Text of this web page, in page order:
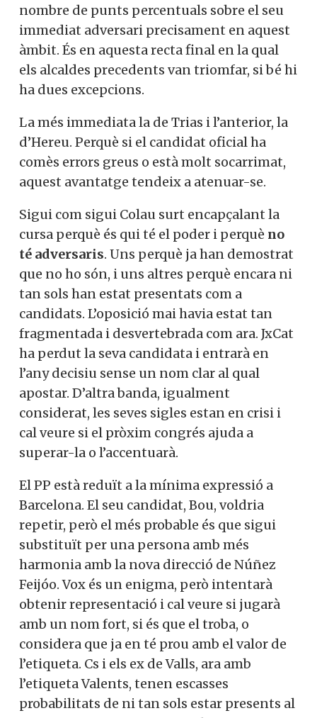
nombre de punts percentuals sobre el seu
immediat adversari precisament en aquest
àmbit. És en aquesta recta final en la qual
els alcaldes precedents van triomfar, si bé hi
ha dues excepcions.
La més immediata la de Trias i l’anterior, la
d’Hereu. Perquè si el candidat oficial ha
comès errors greus o està molt socarrimat,
aquest avantatge tendeix a atenuar-se.
Sigui com sigui Colau surt encapçalant la
cursa perquè és qui té el poder i perquè no
té adversaris. Uns perquè ja han demostrat
que no ho són, i uns altres perquè encara ni
tan sols han estat presentats com a
candidats. L’oposició mai havia estat tan
fragmentada i desvertebrada com ara. JxCat
ha perdut la seva candidata i entrarà en
l’any decisiu sense un nom clar al qual
apostar. D’altra banda, igualment
considerat, les seves sigles estan en crisi i
cal veure si el pròxim congrés ajuda a
superar-la o l’accentuarà.
El PP està reduït a la mínima expressió a
Barcelona. El seu candidat, Bou, voldria
repetir, però el més probable és que sigui
substituït per una persona amb més
harmonia amb la nova direcció de Núñez
Feijóo. Vox és un enigma, però intentarà
obtenir representació i cal veure si jugarà
amb un nom fort, si és que el troba, o
considera que ja en té prou amb el valor de
l’etiqueta. Cs i els ex de Valls, ara amb
l’etiqueta Valents, tenen escasses
probabilitats de ni tan sols estar presents al